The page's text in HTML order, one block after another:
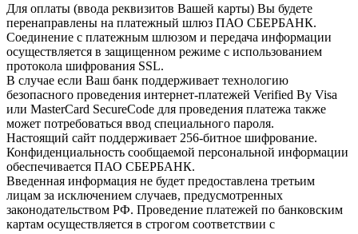
Для оплаты (ввода реквизитов Вашей карты) Вы будете
перенаправлены на платежный шлюз ПАО СБЕРБАНК.
Соединение с платежным шлюзом и передача информации
осуществляется в защищенном режиме с использованием
протокола шифрования SSL.
В случае если Ваш банк поддерживает технологию
безопасного проведения интернет-платежей Verified By Visa
или MasterCard SecureCode для проведения платежа также
может потребоваться ввод специального пароля.
Настоящий сайт поддерживает 256-битное шифрование.
Конфиденциальность сообщаемой персональной информации
обеспечивается ПАО СБЕРБАНК.
Введенная информация не будет предоставлена третьим
лицам за исключением случаев, предусмотренных
законодательством РФ. Проведение платежей по банковским
картам осуществляется в строгом соответствии с